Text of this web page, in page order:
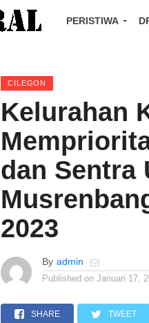
PERISTIWA
CILEGON
Kelurahan
dan Sentra
2023
By admin
Published on Januari 17,
SHARE TWEET